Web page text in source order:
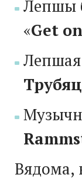
Лепшы
«Get
Лепшая
Вядома,